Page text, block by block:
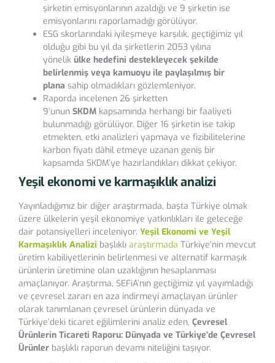
şirketin emisyonlarının azaldığı ve 9 şirketin ise
emisyonlarını raporlamadığı görülüyor.
ESG skorlarındaki iyileşmeye karşılık, geçtiğimiz yıl
olduğu gibi bu yıl da şirketlerin 2053 yılına
yönelik ülke hedefini destekleyecek şekilde
belirlenmiş veya kamuoyu ile paylaşılmış bir
plana sahip olmadıkları gözlemleniyor.
Raporda incelenen 26 şirketten
9’unun SKDM kapsamında herhangi bir faaliyeti
bulunmadığı görülüyor. Diğer 16 şirketin ise takip
etmekten, etki analizleri yapmaya ve fizibilitelerine
karbon fiyatı dâhil etmeye uzanan geniş bir
kapsamda SKDM’ye hazırlandıkları dikkat çekiyor.
Yeşil ekonomi ve karmaşıklık analizi
Yayınladığımız bir diğer araştırmada, başta Türkiye olmak
üzere ülkelerin yeşil ekonomiye yatkınlıkları ile geleceğe
dair potansiyelleri inceleniyor. Yeşil Ekonomi ve Yeşil
Karmaşıklık Analizi başlıklı araştırmada Türkiye’nin mevcut
üretim kabiliyetlerinin belirlenmesi ve alternatif karmaşık
ürünlerin üretimine olan uzaklığının hesaplanması
amaçlanıyor. Araştırma, SEFiA’nın geçtiğimiz yıl yayımladığı
ve çevresel zararı en aza indirmeyi amaçlayan ürünler
olarak tanımlanan çevresel ürünlerin dünyada ve
Türkiye’deki ticaret eğilimlerini analiz eden, Çevresel
Ürünlerin Ticareti Raporu: Dünyada ve Türkiye’de Çevresel
Ürünler başlıklı raporun devamı niteliğini taşıyor.